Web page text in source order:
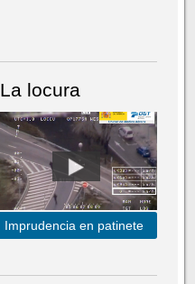
La locura
Imprudencia en patinete